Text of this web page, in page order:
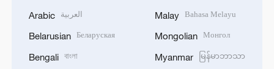
Arabic العربية
Belarusian Беларуская
Bengali বাংলা
Malay Bahasa Melayu
Mongolian Монгол
Myanmar မြန်မာဘာသာ